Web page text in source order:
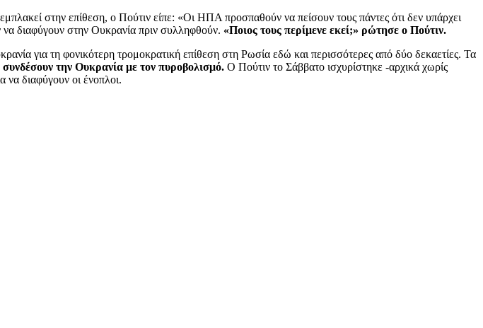
στην επίθεση, ο Πούτιν είπε: «Οι ΗΠΑ προσπαθούν να πείσουν τους πάντες ότι δεν υπάρχει
να διαφύγουν στην Ουκρανία πριν συλληφθούν. «Ποιος τους περίμενε εκεί;» ρώτησε ο Πούτιν.
για τη φονικότερη τρομοκρατική επίθεση στη Ρωσία εδώ και περισσότερες από δύο δεκαετίες. Τα
συνδέσουν την Ουκρανία με τον πυροβολισμό. Ο Πούτιν το Σάββατο ισχυρίστηκε -αρχικά χωρίς
να διαφύγουν οι ένοπλοι.